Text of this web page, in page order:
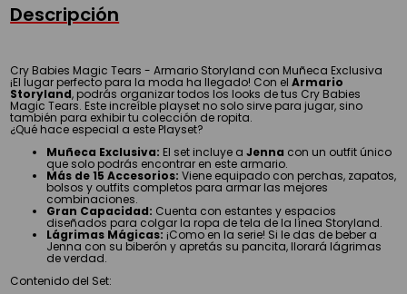
Descripción
Cry Babies Magic Tears - Armario Storyland con Muñeca Exclusiva
¡El lugar perfecto para la moda ha llegado! Con elArmario
Storyland, podrás organizar todos los looks de tus Cry Babies
Magic Tears. Este increíble playset no solo sirve para jugar, sino
también para exhibir tu colección de ropita.
¿Qué hace especial a este Playset?
Muñeca Exclusiva: El set incluye aJenna con un outfit único
que solo podrás encontrar en este armario.
Más de 15 Accesorios: Viene equipado con perchas, zapatos,
bolsos y outfits completos para armar las mejores
combinaciones.
Gran Capacidad: Cuenta con estantes y espacios
diseñados para colgar la ropa de tela de la línea Storyland.
Lágrimas Mágicas: ¡Como en la serie! Si le das de beber a
Jenna con su biberón y apretás su pancita, llorará lágrimas
de verdad.
Contenido del Set: